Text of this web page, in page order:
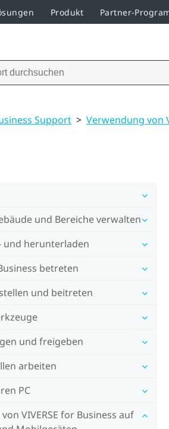
Produkt Partner-
Support > Verwendung von
und Bereiche verwalten
und herunterladen
betreten
und beitreten
und freigeben
arbeiten
PC
VIVERSE for Business auf